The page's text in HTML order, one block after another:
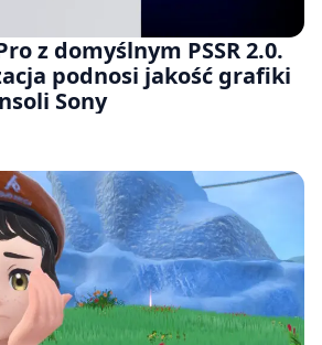
z domyślnym PSSR 2.0.
podnosi jakość grafiki
Sony